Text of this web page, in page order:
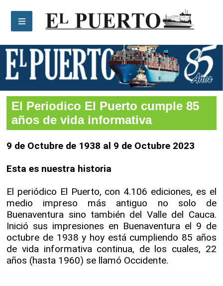
informativa
El Periodico El Puerto cumple 85
años de vida informativa
9 de Octubre de 1938 al 9 de Octubre 2023
Esta es nuestra historia
El periódico El Puerto, con 4.106 ediciones, es el
medio impreso más antiguo no solo de
Buenaventura sino también del Valle del Cauca.
Inició sus impresiones en Buenaventura el 9 de
octubre de 1938 y hoy está cumpliendo 85 años
de vida informativa continua, de los cuales, 22
años (hasta 1960) se llamó Occidente.